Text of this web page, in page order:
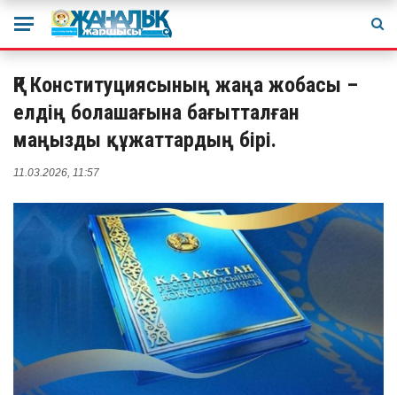
ҚР Конституциясының жаңа жобасы –
елдің болашағына бағытталған
маңызды құжаттардың бірі.
11.03.2026, 11:57